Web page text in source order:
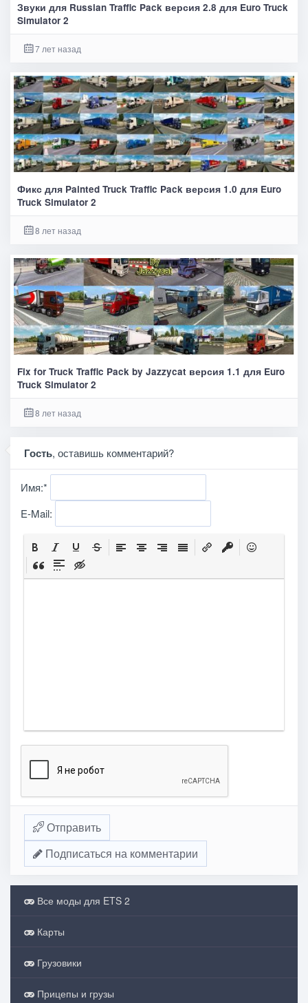
Звуки для Russian Traffic Pack версия 2.8 для Euro Truck
Simulator 2
7 лет назад
Фикс для Painted Truck Traffic Pack версия 1.0 для Euro
Truck Simulator 2
8 лет назад
Fix for Truck Traffic Pack by Jazzycat версия 1.1 для Euro
Truck Simulator 2
8 лет назад
Гость, оставишь комментарий?
Имя:*
E-Mail:
Отправить
Подписаться на комментарии
Все моды для ETS 2
Карты
Грузовики
Прицепы и грузы